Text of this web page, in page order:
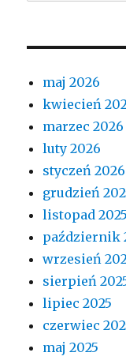
maj 2026
kwiecień
marzec 2026
luty 2026
styczeń 2026
grudzień
listopad 2025
październik
wrzesień
sierpień
lipiec 2025
czerwiec
maj 2025